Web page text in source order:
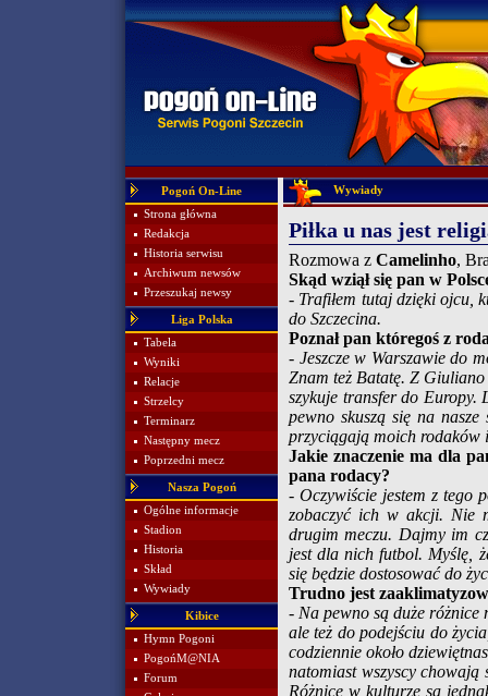
Pogoń On-Line
Strona główna
Redakcja
Historia serwisu
Archiwum newsów
Przeszukaj newsy
Liga Polska
Tabela
Wyniki
Relacje
Strzelcy
Terminarz
Następny mecz
Poprzedni mecz
Nasza Pogoń
Ogólne informacje
Stadion
Historia
Skład
Wywiady
Kibice
Hymn Pogoni
PogońM@NIA
Forum
Wywiady
Piłka u nas jest
Rozmowa z Camelinho,
Skąd wziął się pan w
- Trafiłem tutaj dzięki ojcu,
do Szczecina.
Poznał pan któregoś z
- Jeszcze w Warszawie do
Znam też Batatę. Z
szykuje transfer do Europy.
pewno skuszą się na
przyciągają moich rodaków
Jakie znaczenie ma dla
pana rodacy?
- Oczywiście jestem z tego
zobaczyć ich w akcji. Nie
drugim meczu. Dajmy im
jest dla nich futbol. Myślę,
się będzie dostosować do
Trudno jest
- Na pewno są duże
ale też do podejściu do
codziennie około
natomiast wszyscy chowają
Różnice w kulturze są